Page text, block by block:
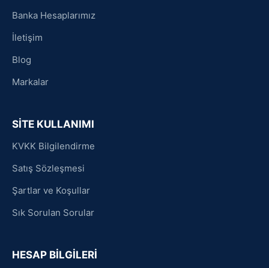
Banka Hesaplarımız
İletişim
Blog
Markalar
SİTE KULLANIMI
KVKK Bilgilendirme
Satış Sözleşmesi
Şartlar ve Koşullar
Sık Sorulan Sorular
HESAP BİLGİLERİ